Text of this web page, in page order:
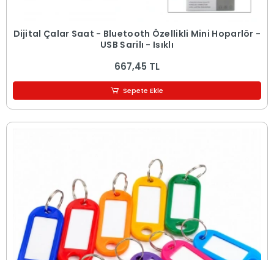
Dijital Çalar Saat - Bluetooth Özellikli Mini Hoparlör -
USB Şarjlı - Işıklı
667,45 TL
Sepete Ekle